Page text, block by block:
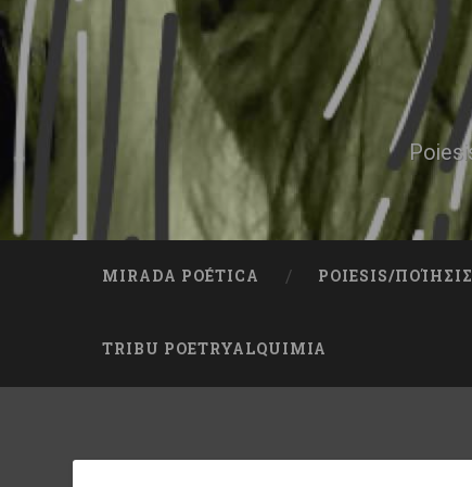
Skip
to
content
Search
MIRADA POÉTICA POIESIS/ΠΟΊΗΣΙΣ
TRIBU POETRYALQUIMIA